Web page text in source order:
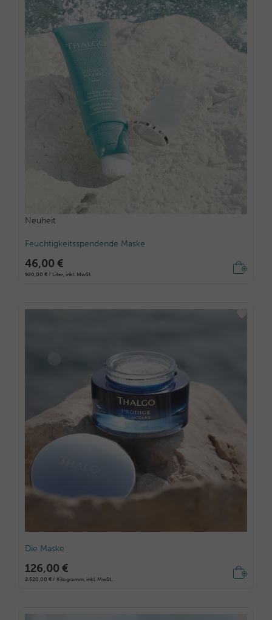
Neuheit
Feuchtigkeitsspendende Maske
46,00 €
920,00 € / Liter, inkl. MwSt.
Die Maske
126,00 €
2.520,00 € / Kilogramm, inkl. MwSt.